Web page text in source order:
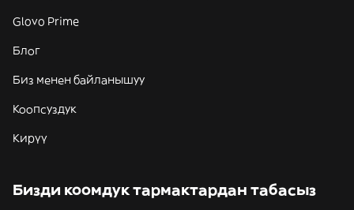
Glovo Prime
Блог
Биз менен байланышуу
Коопсуздук
Кирүү
Бизди коомдук тармактардан табасыз